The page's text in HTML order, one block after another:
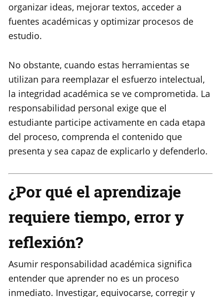
organizar ideas, mejorar textos, acceder a
fuentes académicas y optimizar procesos de
estudio.
No obstante, cuando estas herramientas se
utilizan para reemplazar el esfuerzo intelectual,
la integridad académica se ve comprometida. La
responsabilidad personal exige que el
estudiante participe activamente en cada etapa
del proceso, comprenda el contenido que
presenta y sea capaz de explicarlo y defenderlo.
¿Por qué el aprendizaje
requiere tiempo, error y
reflexión?
Asumir responsabilidad académica significa
entender que aprender no es un proceso
inmediato. Investigar, equivocarse, corregir y